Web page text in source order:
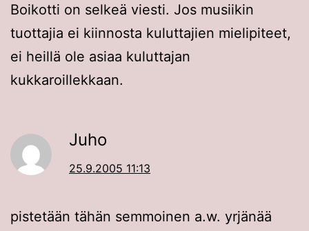
Boikotti on selkeä viesti. Jos musiikin
tuottajia ei kiinnosta kuluttajien mielipiteet,
ei heillä ole asiaa kuluttajan
kukkaroillekkaan.
Juho
25.9.2005 11:13
pistetään tähän semmoinen a.w. yrjänää